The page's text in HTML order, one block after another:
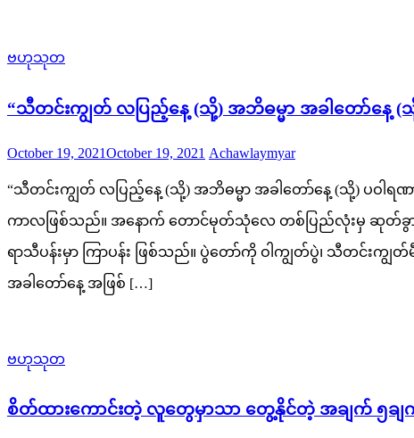
ဗဟုသုတ
“သီတင်းကျွတ် လပြည့်နေ့ (သို့) အဘိဓမ္မာ အခါတော်နေ့ (
Posted
October 19, 2021October 19, 2021 Author
Achawlaymyar
“သီတင်းကျွတ် လပြည့်နေ့ (သို့) အဘိဓမ္မာ အခါတော်နေ့ (သို့) ပဝါ
ကာလဖြစ်သည်။ အနောက် တောင်မုတ်သုံလေ တစ်ပြည်လုံးမှ ဆုတ်ခွာစပြု
ရာသီပန်းမှာ ကြာပန်း ဖြစ်သည်။ ပွဲတော်ကို ဝါကျွတ်ပွဲ၊ သီတင်းကျွ
အခါတော်နေ့ အဖြစ် […]
ဗဟုသုတ
စိတ်ထားကောင်းတဲ့ လူတွေမှာသာ တွေ့နိုင်တဲ့ အချက် ၅ချ